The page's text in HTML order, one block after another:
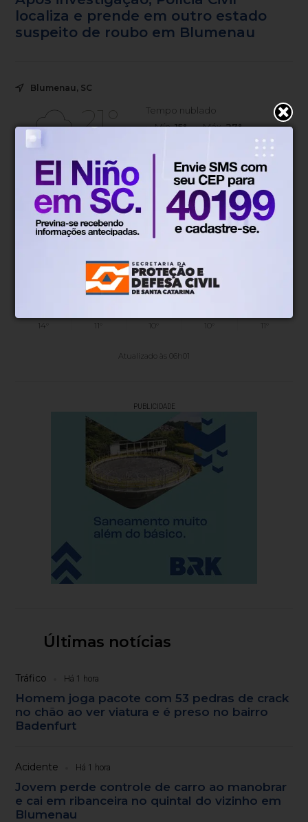
localiza e prende em outro estado
suspeito de roubo em Blumenau
Blumenau, SC
21°
Tempo nublado
Mín.15° Máx.27°
Sensação
2.74km/h 84%
Umidade
45%(0.1mm)
Chance de chuva
Nascer do sol
05h51
Pôr do sol
14°
DOM
11°
SEG
10°
TER
10°
11°
Atualizado às 06h01
PUBLICIDADE
Últimas notícias
Tráfico Há 1 hora
Homem joga pacote com 53 pedras de crack
no chão ao ver viatura e é preso no bairro
Badenfurt
Acidente Há 1 hora
Jovem perde controle de carro ao manobrar
e cai em ribanceira no quintal do vizinho em
Blumenau